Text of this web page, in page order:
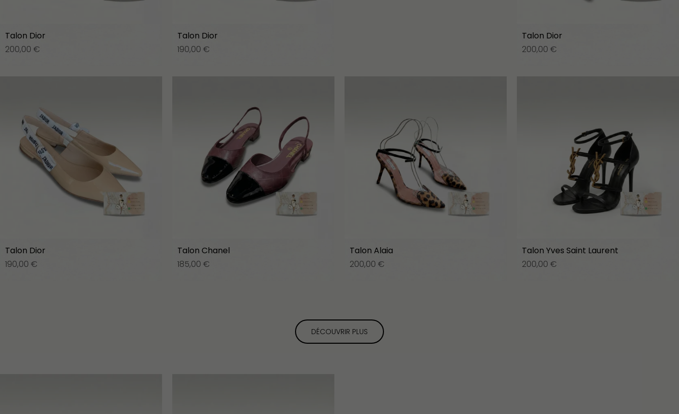
Talon Dior
200,00 €
Talon Dior
190,00 €
Talon Dior
200,00 €
Talon Dior
190,00 €
Talon Chanel
185,00 €
Talon Alaia
200,00 €
Talon Yves Saint Laurent
200,00 €
DÉCOUVRIR PLUS